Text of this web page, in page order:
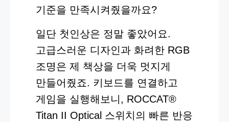
기준을 만족시켜줬을까요?
일단 첫인상은 정말 좋았어요.
고급스러운 디자인과 화려한 RGB
조명은 제 책상을 더욱 멋지게
만들어줬죠. 키보드를 연결하고
게임을 실행해보니, ROCCAT®
Titan II Optical 스위치의 빠른 반응